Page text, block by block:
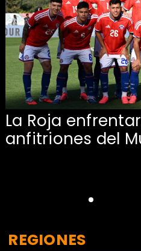
La Roja
anfitriones del
REGIONES